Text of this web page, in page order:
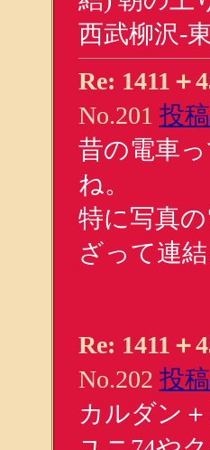
西武柳沢-
Re: 1411＋
No.201 投
昔の電車
ね。
特に写真
ざって連
Re: 1411＋
No.202 投
カルダン